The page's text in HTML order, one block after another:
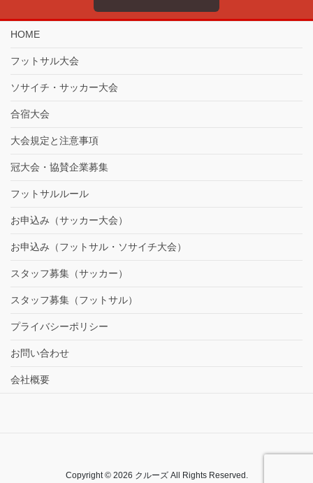
HOME
フットサル大会
ソサイチ・サッカー大会
合宿大会
大会規定と注意事項
冠大会・協賛企業募集
フットサルルール
お申込み（サッカー大会）
お申込み（フットサル・ソサイチ大会）
スタッフ募集（サッカー）
スタッフ募集（フットサル）
プライバシーポリシー
お問い合わせ
会社概要
Copyright © 2026 クルーズ All Rights Reserved.